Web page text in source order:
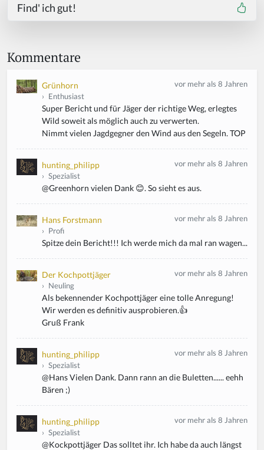
Find' ich gut!
Kommentare
Grünhorn
› Enthusiast
vor mehr als 8 Jahren
Super Bericht und für Jäger der richtige Weg, erlegtes
Wild soweit als möglich auch zu verwerten.
Nimmt vielen Jagdgegner den Wind aus den Segeln. TOP
hunting_philipp
› Spezialist
vor mehr als 8 Jahren
@Greenhorn vielen Dank 😊. So sieht es aus.
Hans Forstmann
› Profi
vor mehr als 8 Jahren
Spitze dein Bericht!!! Ich werde mich da mal ran wagen...
Der Kochpottjäger
› Neuling
vor mehr als 8 Jahren
Als bekennender Kochpottjäger eine tolle Anregung!
Wir werden es definitiv ausprobieren.👍
Gruß Frank
hunting_philipp
› Spezialist
vor mehr als 8 Jahren
@Hans Vielen Dank. Dann rann an die Buletten...... eehh
Bären ;)
hunting_philipp
› Spezialist
vor mehr als 8 Jahren
@Kockpottjäger Das solltet ihr. Ich habe da auch längst